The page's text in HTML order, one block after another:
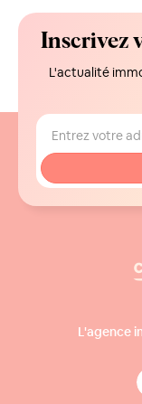
Inscrivez
L'actualité
L'agence